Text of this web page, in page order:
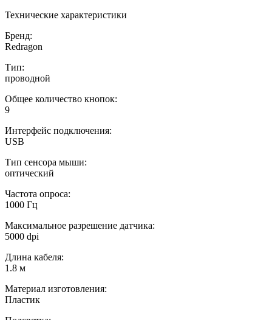
Технические характеристики
Бренд:
Redragon
Тип:
проводной
Общее количество кнопок:
9
Интерфейс подключения:
USB
Тип сенсора мыши:
оптический
Частота опроса:
1000 Гц
Максимальное разрешение датчика:
5000 dpi
Длина кабеля:
1.8 м
Материал изготовления:
Пластик